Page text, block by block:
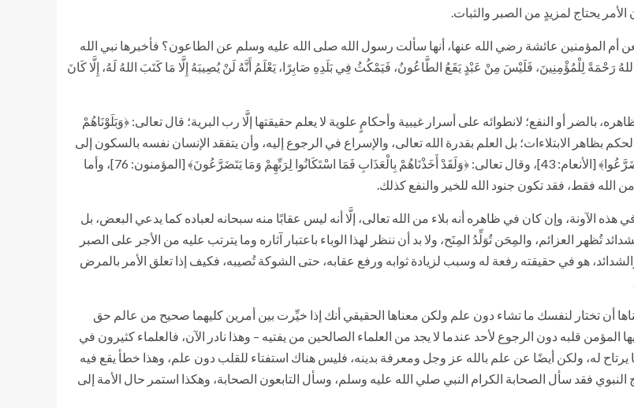
يحتاج لمزيدٍ من الصبر والثبات.
أم المؤمنين عائشة رضي الله عنها، أنها سألت رسول الله صلى الله عليه وسلم عن الطاعون؟ فأخبرها نبي الله
رَحْمَةً لِلْمُؤْمِنِينَ، فَلَيْسَ مِنْ عَبْدٍ يَقَعُ الطَّاعُونُ، فَيَمْكُثُ فِي بَلَدِهِ صَابِرًا، يَعْلَمُ أَنَّهُ لَنْ يُصِيبَهُ إِلَّا مَا كَتَبَ اللهُ لَهُ، إِلَّا كَانَ
بالضر أو النفع؛ لانطوائه على أسرار غيبية وأحكامٍ علوية لا يعلم حقيقتها إلَّا رب البرية؛ قال تعالى: ﴿وَبَلَوْنَاهُمْ
[الأعراف: 168]، فليس المقصود هو الحكم بظاهر الابتلاءات؛ بل العلم بقدرة الله تعالى، والإسراع في الرجوع إليه، وأن يتفقد الإنسان نفسه بالسكون إلى
قضاء الله تعالى والإذعان إلى مراده؛ قال سبحانه: ﴿فَلَوْلَا إِذْ جَاءَهُمْ بَأْسُنَا تَضَرَّعُوا﴾ [الأنعام: 43]، وقال تعالى: ﴿وَلَقَدْ أَخَذْنَاهُمْ بِالْعَذَابِ فَمَا اسْتَكَانُوا لِرَبِّهِمْ وَمَا يَتَضَرَّعُونَ﴾ [المؤمنون: 76]، وأما
فقط، فقد تكون جنود الله للخير والنفع كذلك.
الآونة، وإن كان في ظاهره أنه بلاء من الله تعالى، إلَّا أنه ليس عقابًا منه سبحانه لعباده كما يدعي البعض، بل
العزائم، والمِحَن تُوَلِّدُ المِنَح، ولا بد أن ننظر لهذا الوباء باعتبار آثاره وما يترتب عليه من الأجر على الصبر
هو في حقيقته رفعة له وسبب لزيادة ثوابه ورفع عقابه، حتى الشوكة تُصيبه، فكيف إذا تعلق الأمر بالمرض
أن تختار لنفسك ما تشاء دون علم ولكن معناها الحقيقي أنك إذا خيِّرت بين أمرين كليهما صحيح من عالم حق
قلبه دون الرجوع لأحد عندما لا يجد من العلماء الصالحين من يفتيه – وهذا نادر الآن، فالعلماء كثيرون في
يرتاح له، ولكن أيضًا عن علم بالله عز وجل ومعرفة بدينه، فليس هناك استفتاء للقلب دون علم، وهذا خطأ يقع فيه
النبوي فقد سأل الصحابة الكرام النبي صلي الله عليه وسلم، وسأل التابعون الصحابة، وهكذا استمر حال الأمة إلى